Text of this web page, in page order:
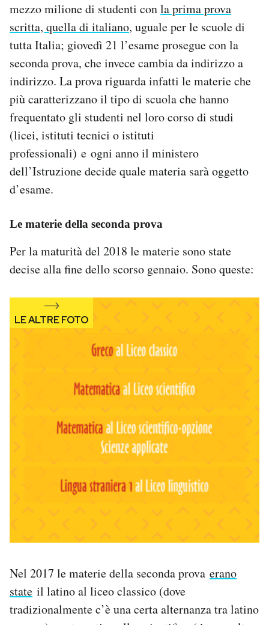
CALENDARIO
AREA PERSONALE
Area Personale
Notifiche mobile
Regala il Post
Hai bisogno di aiuto?
Esci
mezzo milione di studenti conla prima prova
scritta, quella di italiano, uguale per le scuole di
tutta Italia; giovedì 21 l’esame prosegue con la
seconda prova, che invece cambia da indirizzo a
indirizzo. La prova riguarda infatti le materie che
più caratterizzano il tipo di scuola che hanno
frequentato gli studenti nel loro corso di studi
(licei, istituti tecnici o istituti
professionali) e ogni anno il ministero
dell’Istruzione decide quale materia sarà oggetto
d’esame.
Le materie della seconda prova
Per la maturità del 2018 le materie sono state
decise alla fine dello scorso gennaio. Sono queste:
Nel 2017 le materie della seconda prova erano
state il latino al liceo classico (dove
tradizionalmente c’è una certa alternanza tra latino